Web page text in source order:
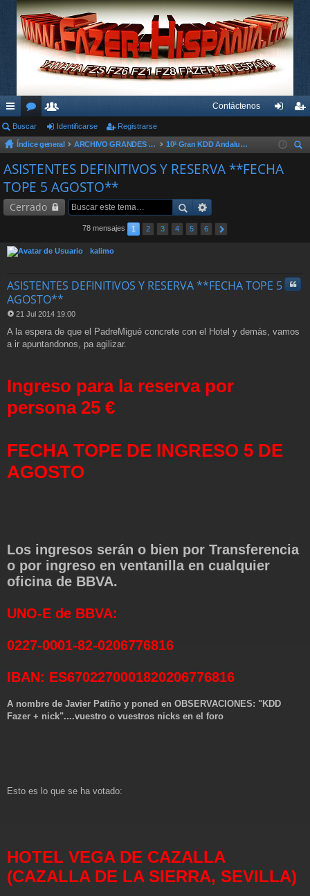
nl
ac
es
rá
pi
s
or
os
su
ari
os
Contáctenos
nti
fic
ist
Buscar Identificarse Registrarse
Índice general ARCHIVO GRANDES KDD´s Y OTROS EVENTOS
10ª Gran KDD Andaluza 2014
ASISTENTES DEFINITIVOS Y RESERVA **FECHA
TOPE 5 AGOSTO**
Cerrado
78 mensajes 1 2 3 4 5 6
kalimo
ASISTENTES DEFINITIVOS Y RESERVA **FECHA TOPE 5
AGOSTO**
Citar
e
n
e
21 Jul 2014 19:00
A la espera de que el PadreMigué concrete con el Hotel y demás, vamos
a ir apuntandonos, pa agilizar.
Ingreso para la reserva por
persona 25 €
FECHA TOPE DE INGRESO 5 DE
AGOSTO
Los ingresos serán o bien por Transferencia
o por ingreso en ventanilla en cualquier
oficina de BBVA.
UNO-E de BBVA:
0227-0001-82-0206776816
IBAN: ES6702270001820206776816
A nombre de Javier Patiño y poned en OBSERVACIONES: "KDD
Fazer + nick"....vuestro o vuestros nicks en el foro
Esto es lo que se ha votado:
HOTEL VEGA DE CAZALLA
(CAZALLA DE LA SIERRA, SEVILLA)